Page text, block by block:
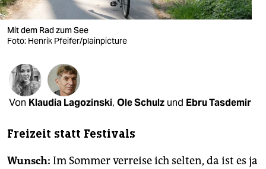
verlag
verlag
veranstaltungen
shop
unterstützen
abo
Mit dem Rad zum See
Foto: Henrik Pfeifer/plainpicture
Von Klaudia Lagozinski, Ole Schulz und Ebru Tasdemir
Freizeit statt Festivals
Wunsch: Im Sommer verreise ich selten, da ist es ja